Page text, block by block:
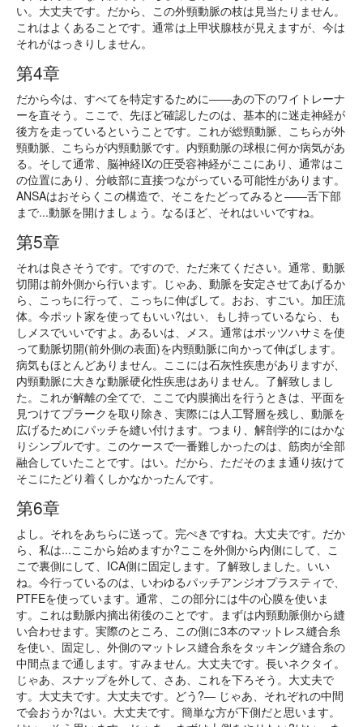
い。大丈夫です。だから、この外頸動脈の枝は見当たりません。
これはよくあることです。通常は上甲状腺枝が見えますが、今は
それがはっきりしません。
第4章
だから今は、すべてを特定するために――あの下のワイトレーナ
ーを直そう。ここで、先ほど確認したのは、基本的に迷走神経が
後方を走っているということです。これが総頸動脈、こちらが外
頸動脈、こちらが内頸動脈です。内頸動脈の球根に何か病気があ
る。そして通常、脳神経IXの圧受容神経がここにあり、通常はこ
の位置にあり、分岐部に直接つながっている可能性があります。
ANSAはおそらくこの構造で、そこをたどってみると――舌下部
まで...動脈を開けましょう。なるほど、それはいいですね。
第5章
それは良さそうです。ですので、ただ来てください。通常、動脈
切開は前外側から行います。じゃあ、動脈を安定させてあげるか
ら、こっちに行って、こっちに伸ばして。おお、すごい。加圧流
体。今ポット家を使ってもいい?はい、もし持っているなら、も
しメスでいいですよ。あるいは、メス。通常はポッツハサミを使
って動脈切開(前外側の表面)を内頸動脈に向かって伸ばします。
病気もほとんどありません。ここには石灰性疾患がありますが、
内頸動脈に大きな動脈硬化性疾患はありません。了解致しまし
た。これが解離の全てで、ここで内膜摘出を行うときは、平面を
見つけてプラークを取り除き、実際には人工腎層を残し、動脈を
広げるためにパッチを縫い付けます。つまり、解剖学的にはかな
りシンプルです。このケースで一番難しかったのは、筋肉が全部
融合していたことです。はい。だから、ただそのまま通り抜けて
そこにたどり着くしかなかったんです。
第6章
よし。それをあちらに送って。完ぺきですね。大丈夫です。だか
ら、私は...ここから始めますか?ここを外側から内側にして、こ
こで裏側にして、ICA側に固定します。了解致しました。いい
ね。今行っているのは、いわゆるパッチアンジオプラスティで、
PTFEを使っています。通常、この部分には牛の心膜を使いま
す。これは動脈内摘出術後のことです。まずは内頸動脈側から縫
い合わせます。実際のところ、この側に3本のマットレス縫合糸
を使い、固定し、外側のマットレス縫合糸をタッキング縫合糸の
中間点まで通します。すみません。大丈夫です。長いネクタイ。
じゃあ、スナップを外して、さあ、これを下ろそう。大丈夫で
す。大丈夫です。大丈夫です。どう?― じゃあ、それぞれの中間
で会おうか?はい。大丈夫です。簡単な方が下側だと思います。